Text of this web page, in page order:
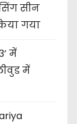
सीन
गया
में
में